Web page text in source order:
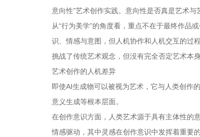
意向性”艺术创作实践。意向性是否真是艺术与
从“行为美学”的角度看，重点不在于最终作品
识、情感与意图，但人机协作和人机交互的过
挑战了传统艺术观念，但没有完全否定艺术本
艺术创作的人机差异
即使AI生成物可以被视为艺术，它与人类创作
意义生成等根本层面。
在创作意识方面，人类艺术源于具有主体性的
情感驱动，其中灵感在创作意识中发挥着重要